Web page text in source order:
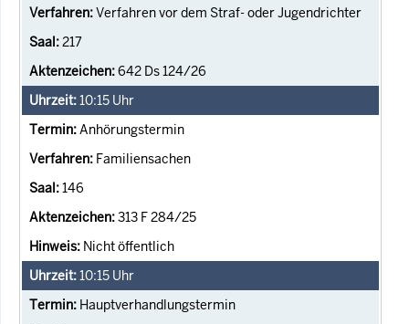
Verfahren vor dem Straf- oder Jugendrichter
217
642 Ds 124/26
10:15 Uhr
Anhörungstermin
Familiensachen
146
313 F 284/25
Nicht öffentlich
10:15 Uhr
Hauptverhandlungstermin